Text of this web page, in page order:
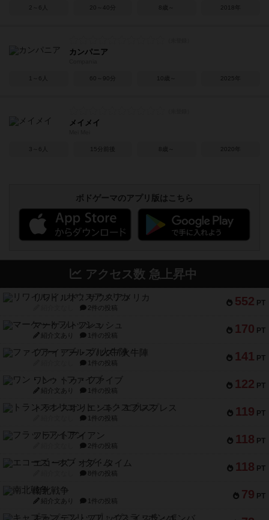
2～6人 20～40分 8歳～ 2018年
カンパニア
1～6人 60～90分 10歳～ 2025年
メイメイ
3～6人 15分前後 8歳～ 2020年
ボドゲーマのアプリ版はこちら
アクセス数 急上昇中
552 PT
リワイルド：サウスアメリカ
2件の投稿
170 PT
マーケットフレッシュ
紹介文あり 1件の投稿
141 PT
ファイアー・ブルズ / 火牛陣
1件の投稿
122 PT
ワン・トゥ・ファイブ
紹介文あり 1件の投稿
119 PT
トランスオリエント・エクスプレス
1件の投稿
118 PT
フラットアイアン
2件の投稿
118 PT
エコーズ・オブ・タイム
8件の投稿
79 PT
南北戦争
紹介文あり 1件の投稿